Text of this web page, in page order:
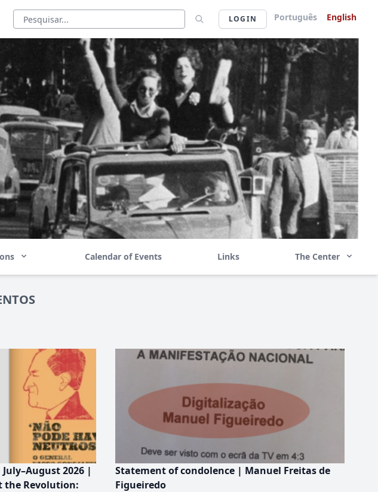
LOGIN Português English
Calendar of Events Links The Center
2026 |
the Revolution:
Statement of condolence | Manuel Freitas de
Figueiredo